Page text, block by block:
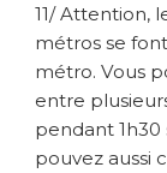
11/ Attention,
métros se
métro. Vous
entre
pendant
pouvez aussi